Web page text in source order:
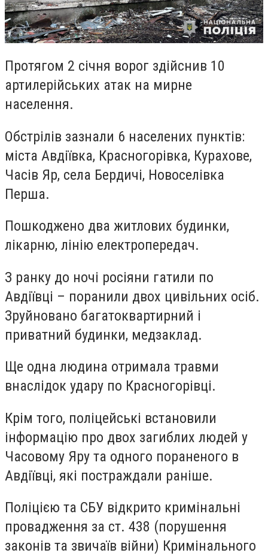
Протягом 2 січня ворог здійснив 10
артилерійських атак на мирне
населення.
Обстрілів зазнали 6 населених пунктів:
міста Авдіївка, Красногорівка, Курахове,
Часів Яр, села Бердичі, Новоселівка
Перша.
Пошкоджено два житлових будинки,
лікарню, лінію електропередач.
З ранку до ночі росіяни гатили по
Авдіївці – поранили двох цивільних осіб.
Зруйновано багатоквартирний і
приватний будинки, медзаклад.
Ще одна людина отримала травми
внаслідок удару по Красногорівці.
Крім того, поліцейські встановили
інформацію про двох загиблих людей у
Часовому Яру та одного пораненого в
Авдіївці, які постраждали раніше.
Поліцією та СБУ відкрито кримінальні
провадження за ст. 438 (порушення
законів та звичаїв війни) Кримінального